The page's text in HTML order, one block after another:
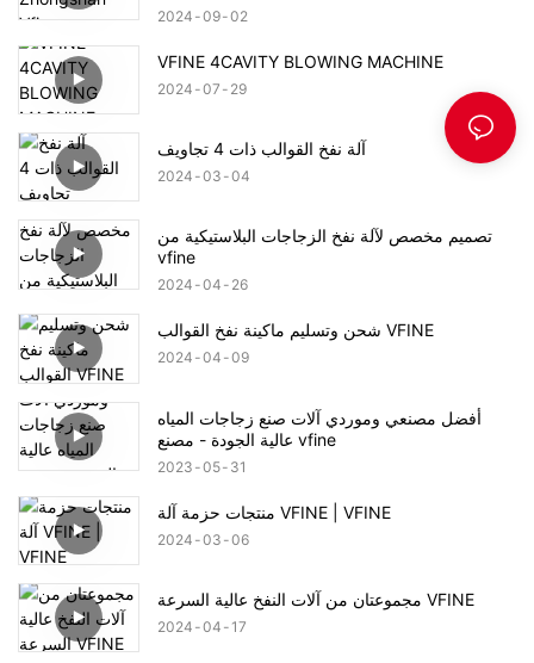
2024 09 02
VFINE 4CAVITY BLOWING MACHINE
2024 07 29
آلة نفخ القوالب ذات 4 تجاويف
2024 03 04
تصميم مخصص لآلة نفخ الزجاجات البلاستيكية من
vfine
2024 04 26
شحن وتسليم ماكينة نفخ القوالب VFINE
2024 04 09
أفضل مصنعي وموردي آلات صنع زجاجات المياه
عالية الجودة - مصنع vfine
2023 05 31
منتجات حزمة آلة VFINE | VFINE
2024 03 06
مجموعتان من آلات النفخ عالية السرعة VFINE
2024 04 17